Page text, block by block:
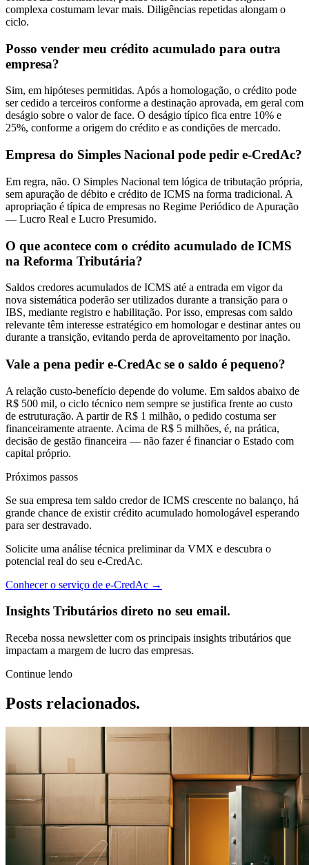
complexa costumam levar mais. Diligências repetidas alongam o
ciclo.
Posso vender meu crédito acumulado para outra
empresa?
Sim, em hipóteses permitidas. Após a homologação, o crédito pode
ser cedido a terceiros conforme a destinação aprovada, em geral com
deságio sobre o valor de face. O deságio típico fica entre 10% e
25%, conforme a origem do crédito e as condições de mercado.
Empresa do Simples Nacional pode pedir e-CredAc?
Em regra, não. O Simples Nacional tem lógica de tributação própria,
sem apuração de débito e crédito de ICMS na forma tradicional. A
apropriação é típica de empresas no Regime Periódico de Apuração
— Lucro Real e Lucro Presumido.
O que acontece com o crédito acumulado de ICMS
na Reforma Tributária?
Saldos credores acumulados de ICMS até a entrada em vigor da
nova sistemática poderão ser utilizados durante a transição para o
IBS, mediante registro e habilitação. Por isso, empresas com saldo
relevante têm interesse estratégico em homologar e destinar antes ou
durante a transição, evitando perda de aproveitamento por inação.
Vale a pena pedir e-CredAc se o saldo é pequeno?
A relação custo-benefício depende do volume. Em saldos abaixo de
R$ 500 mil, o ciclo técnico nem sempre se justifica frente ao custo
de estruturação. A partir de R$ 1 milhão, o pedido costuma ser
financeiramente atraente. Acima de R$ 5 milhões, é, na prática,
decisão de gestão financeira — não fazer é financiar o Estado com
capital próprio.
Próximos passos
Se sua empresa tem saldo credor de ICMS crescente no balanço, há
grande chance de existir crédito acumulado homologável esperando
para ser destravado.
Solicite uma análise técnica preliminar da VMX e descubra o
potencial real do seu e-CredAc.
Conhecer o serviço de e-CredAc →
Insights Tributários direto no seu email.
Receba nossa newsletter com os principais insights tributários que
impactam a margem de lucro das empresas.
Continue lendo
Posts relacionados.